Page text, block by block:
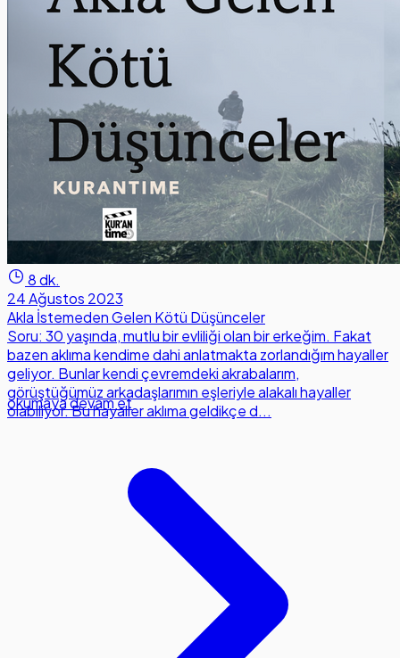
8 dk.
24 Ağustos 2023
Akla İstemeden Gelen Kötü Düşünceler
Soru: 30 yaşında, mutlu bir evliliği olan bir erkeğim. Fakat
bazen aklıma kendime dahi anlatmakta zorlandığım hayaller
geliyor. Bunlar kendi çevremdeki akrabalarım,
görüştüğümüz arkadaşlarımın eşleriyle alakalı hayaller
olabiliyor. Bu hayaller aklıma geldikçe d...
okumaya devam et